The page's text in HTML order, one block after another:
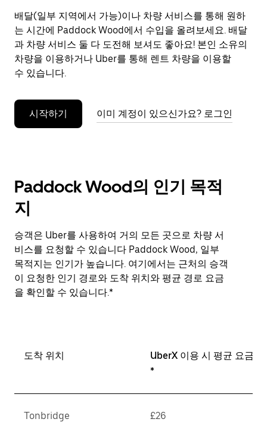
려
면
Esc
키
를
누
세
배달(일부 지역에서 가능)이나 차량 서비스를 통해 원하
는 시간에 Paddock Wood에서 수입을 올려보세요. 배달
과 차량 서비스 둘 다 도전해 보셔도 좋아요! 본인 소유의
차량을 이용하거나 Uber를 통해 렌트 차량을 이용할
수 있습니다.
시작하기 이미 계정이 있으신가요? 로그인
Paddock Wood의 인기 목적
지
승객은 Uber를 사용하여 거의 모든 곳으로 차량 서
비스를 요청할 수 있습니다 Paddock Wood, 일부
목적지는 인기가 높습니다. 여기에서는 근처의 승객
이 요청한 인기 경로와 도착 위치와 평균 경로 요금
을 확인할 수 있습니다.*
도착 위치
UberX 이용 시 평균 요금
*
Tonbridge
£26